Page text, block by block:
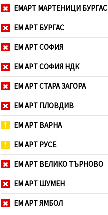
ЕМАРТ МАРТЕНИЦИ БУРГАС
ЕМ АРТ БУРГАС
ЕМ АРТ СОФИЯ
ЕМ АРТ СОФИЯ НДК
ЕМ АРТ СТАРА ЗАГОРА
ЕМ АРТ ПЛОВДИВ
ЕМ АРТ ВАРНА
ЕМ АРТ РУСЕ
ЕМ АРТ ВЕЛИКО ТЪРНОВО
ЕМ АРТ ШУМЕН
ЕМ АРТ ЯМБОЛ